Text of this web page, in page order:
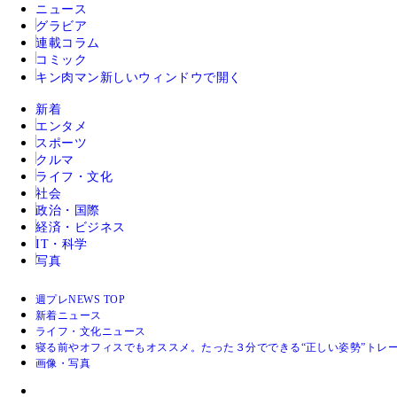
ニュース
グラビア
連載コラム
コミック
キン肉マン 新しいウィンドウで開く
新着
エンタメ
スポーツ
クルマ
ライフ・文化
社会
政治・国際
経済・ビジネス
IT・科学
写真
週プレNEWS TOP
新着ニュース
ライフ・文化ニュース
寝る前やオフィスでもオススメ。たった３分でできる“正しい姿勢”トレ
画像・写真